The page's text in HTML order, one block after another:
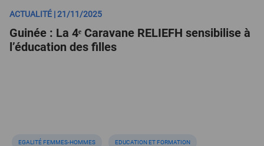
ACTUALITÉ | 21/11/2025
Guinée : La 4ᵉ Caravane RELIEFH sensibilise à
l’éducation des filles
EGALITÉ FEMMES-HOMMES EDUCATION ET FORMATION